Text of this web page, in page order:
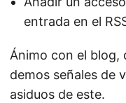
entrada en el
Ánimo con el blog,
demos señales de
asiduos de este.